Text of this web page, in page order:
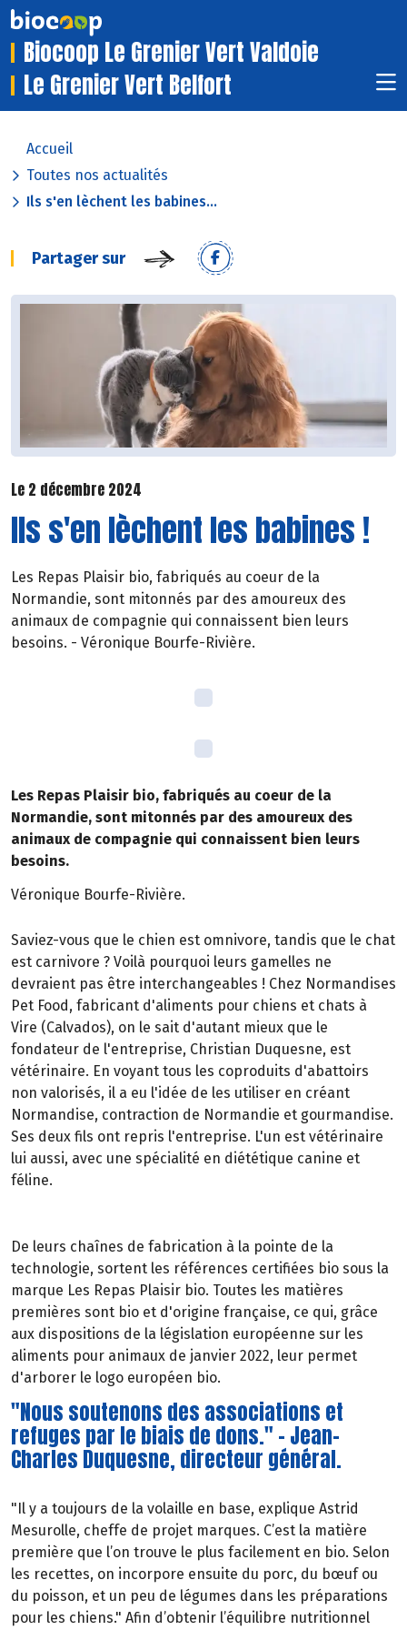
Biocoop Le Grenier Vert Valdoie
Le Grenier Vert Belfort
Accueil
Toutes nos actualités
Ils s'en lèchent les babines...
Partager sur
Le 2 décembre 2024
Ils s'en lèchent les babines !
Les Repas Plaisir bio, fabriqués au coeur de la
Normandie, sont mitonnés par des amoureux des
animaux de compagnie qui connaissent bien leurs
besoins. - Véronique Bourfe-Rivière.
Les Repas Plaisir bio, fabriqués au coeur de la
Normandie, sont mitonnés par des amoureux des
animaux de compagnie qui connaissent bien leurs
besoins.
Véronique Bourfe-Rivière.
Saviez-vous que le chien est omnivore, tandis que le chat
est carnivore ? Voilà pourquoi leurs gamelles ne
devraient pas être interchangeables ! Chez Normandises
Pet Food, fabricant d'aliments pour chiens et chats à
Vire (Calvados), on le sait d'autant mieux que le
fondateur de l'entreprise, Christian Duquesne, est
vétérinaire. En voyant tous les coproduits d'abattoirs
non valorisés, il a eu l'idée de les utiliser en créant
Normandise, contraction de Normandie et gourmandise.
Ses deux fils ont repris l'entreprise. L'un est vétérinaire
lui aussi, avec une spécialité en diététique canine et
féline.
De leurs chaînes de fabrication à la pointe de la
technologie, sortent les références certifiées bio sous la
marque Les Repas Plaisir bio. Toutes les matières
premières sont bio et d'origine française, ce qui, grâce
aux dispositions de la législation européenne sur les
aliments pour animaux de janvier 2022, leur permet
d'arborer le logo européen bio.
"Nous soutenons des associations et
refuges par le biais de dons." - Jean-
Charles Duquesne, directeur général.
"Il y a toujours de la volaille en base, explique Astrid
Mesurolle, cheffe de projet marques. C’est la matière
première que l’on trouve le plus facilement en bio. Selon
les recettes, on incorpore ensuite du porc, du bœuf ou
du poisson, et un peu de légumes dans les préparations
pour les chiens." Afin d’obtenir l’équilibre nutritionnel